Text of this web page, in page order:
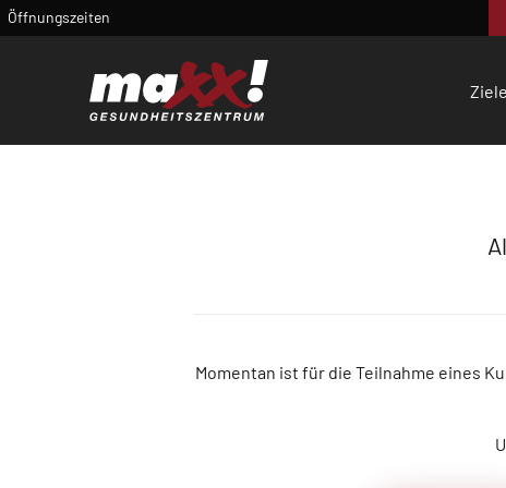
Öffnungszeiten
Ziele
Momentan ist für die Teilnahme eines